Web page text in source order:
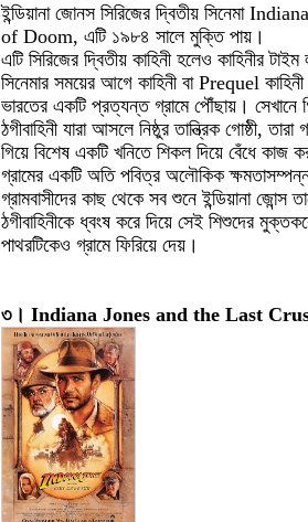
ইন্ডিয়ানা জোনস সিরিজের দ্বিতীয় সিনেমা
of Doom, এটি ১৯৮৪ সালে মুক্তি পায়।
এটি সিরিজের দ্বিতীয় কাহিনী হলেও কাহিনীর
সিনেমার সময়ের আগে কাহিনী বা Prequel
ভারতের একটি প্রত্যন্ত গ্রামে পৌঁছায়। সেখানে
ঠগীবাহিনী যারা আসলে নিষ্ঠুর তান্ত্রিক গোষ্ঠী, তারা
গিয়ে বিশেষ একটি খনিতে শিকল দিয়ে বেঁধে কাজ
গ্রামের একটি অতি পবিত্র অলৌকিক
গ্রামবাসীদের কাছ থেকে সব শুনে ইন্ডিয়ানা জোন্স
ঠগীবাহিনীকে ধ্বংষ করে দিয়ে সেই শিশুদের
পাথরটিকেও গ্রামে ফিরিয়ে দেয়।
৩। Indiana Jones and the Last